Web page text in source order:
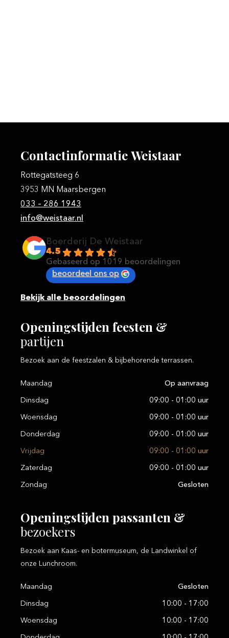
ContactinformatieWeistaar
Rottegatsteeg 6
3953 MN Maarsbergen
033 – 286 1943
info@weistaar.nl
Boerderij De Weistaar
4.5
Gebaseerd op 1019 beoordelingen
beoordeel ons op
Bekijk alle beoordelingen
Openingstijden feesten &
partijen
Bezoek aan de feestzalen & bijbehorende terrassen.
Maandag Op aanvraag
Dinsdag 09:00 - 01:00 uur
Woensdag 09:00 - 01:00 uur
Donderdag 09:00 - 01:00 uur
Vrijdag 09:00 - 01:00 uur
Zaterdag 09:00 - 01:00 uur
Zondag Gesloten
Openingstijden passanten &
bezoekers
Bezoek aan Kaas- en botermuseum, de Landwinkel of
onze Lunchroom.
Maandag Gesloten
Dinsdag 10:00 - 17:00
Woensdag 10:00 - 17:00